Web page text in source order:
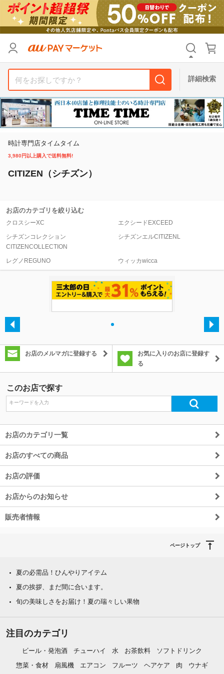
詳細検索
時計専門店タイムタイム
3,980円以上購入で送料無料!
CITIZEN（シチズン）
お店のカテゴリを絞り込む
クロスシーXC
エクシードEXCEED
シチズンコレクション
CITIZENCOLLECTION
シチズンエルCITIZENL
レグノREGUNO ウィッカwicca
お店のメルマガに登録する
お気に入りのお店に登録す
る
このお店で探す
お店のカテゴリ一覧
お店のすべての商品
お店の評価
お店からのお知らせ
販売者情報
ページトップ
夏の必需品！ひんやりアイテム
夏の挨拶、まだ間に合います。
旬の美味しさをお届け！夏の瑞々しい果物
注目のカテゴリ
ビール・発泡酒 チューハイ 水 お茶飲料
ソフトドリンク
惣菜・食材
扇風機 エアコン フルーツ ヘアケア 肉 ウナギ
支払い方法
その他の条件
送料無料
Pontaパス特典対象すべて